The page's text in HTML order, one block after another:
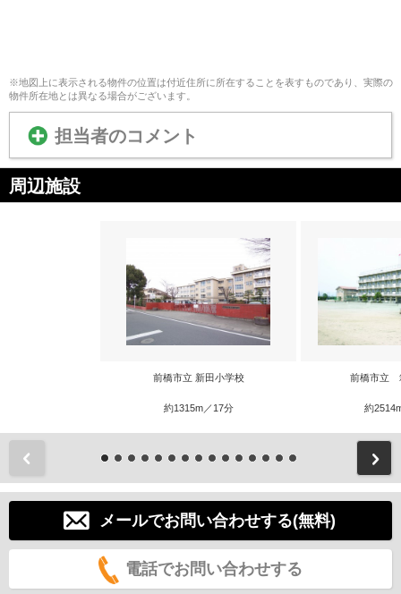
※地図上に表示される物件の位置は付近住所に所在することを表すものであり、実際の
物件所在地とは異なる場合がございます。
担当者のコメント
周辺施設
前橋市立 新田小学校
約1315m／17分
前橋市立
約
メールでお問い合わせする(無料)
電話でお問い合わせする